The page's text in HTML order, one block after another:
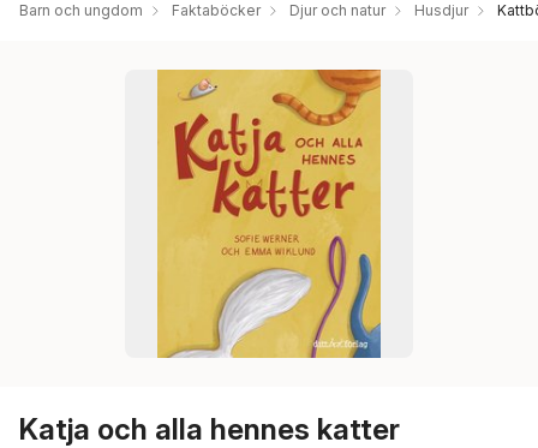
Barn och ungdom Faktaböcker Djur och natur Husdjur
Katja och alla hennes katter